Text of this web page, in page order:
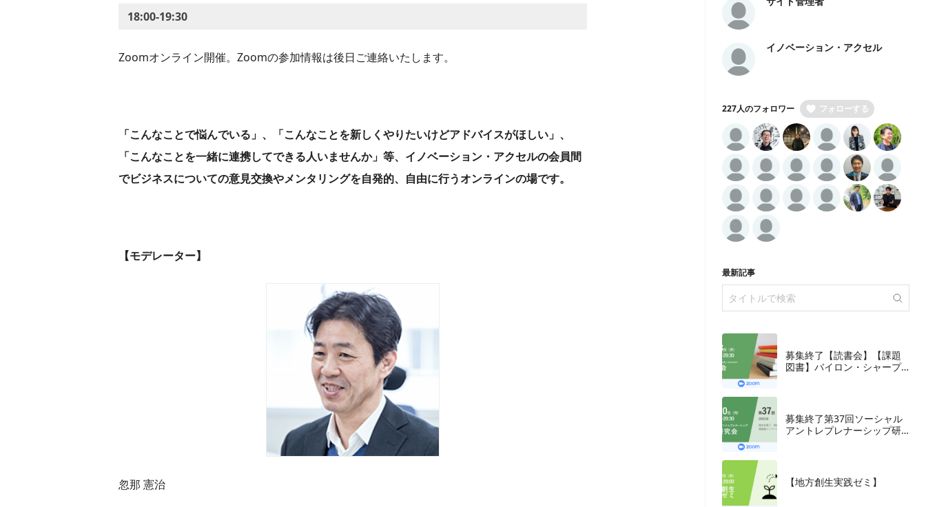
18:00-19:30
Zoomオンライン開催。Zoomの参加情報は後日ご連絡いたします。
「こんなことで悩んでいる」、「こんなことを新しくやりたいけどアドバイスがほしい」、
「こんなことを一緒に連携してできる人いませんか」等、イノベーション・アクセルの会員間
でビジネスについての意見交換やメンタリングを自発的、自由に行うオンラインの場です。
【モデレーター】
忽那 憲治
イノベーション・アクセル
227人のフォロワー フォローする
最新記事
募集終了【読書会】【課題
図書】バイロン・シャープ
版、2018年
募集終了第37回ソーシャル
アントレプレナーシップ研
【地方創生実践ゼミ】